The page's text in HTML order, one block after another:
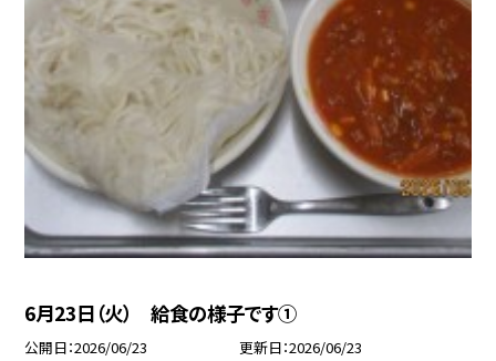
6月23日（火） 給食の様子です①
公開日 2026/06/23 更新日 2026/06/23